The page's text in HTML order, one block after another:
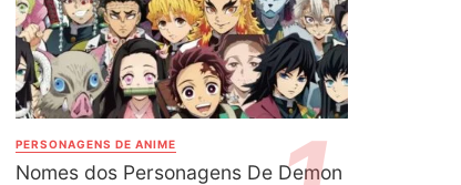
PERSONAGENS DE ANIME
Nomes dos Personagens De Demon